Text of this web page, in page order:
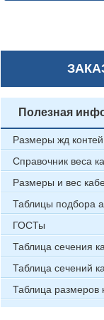
Полезная
Размеры жд
Справочник веса
Размеры и вес
Таблицы подбора
ГОСТы
Таблица сечения
Таблица сечений
Таблица размеров